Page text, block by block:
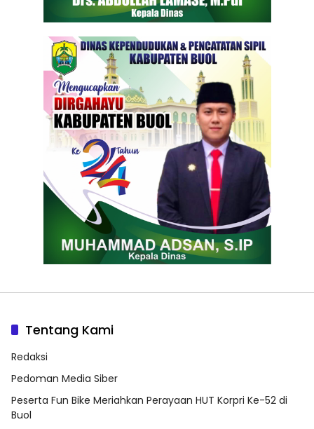
Tentang Kami
Redaksi
Pedoman Media Siber
Peserta Fun Bike Meriahkan Perayaan HUT Korpri Ke-52 di
Buol